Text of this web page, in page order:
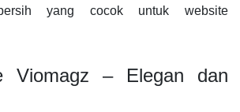
yang cocok untuk website
Viomagz – Elegan dan